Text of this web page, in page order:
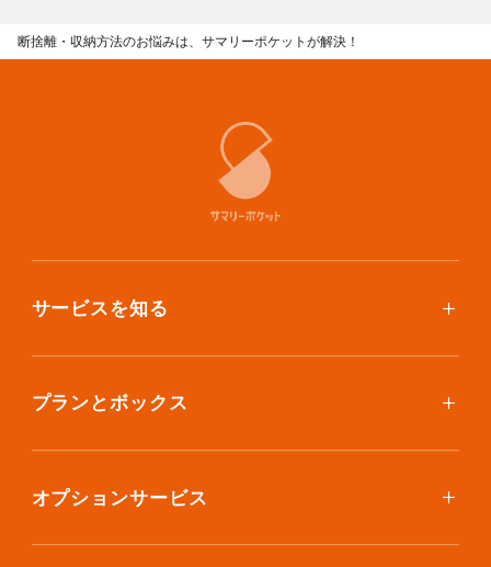
断捨離・収納方法のお悩みは、サマリーポケットが解決！
サービスを知る
使い方
ご利用料金
プランとボックス
スタンダードプラン
エコノミープラン
オプションサービス
おしゃれ着保管